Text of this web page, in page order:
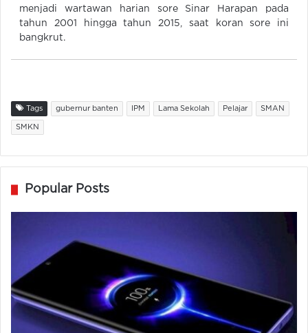
menjadi wartawan harian sore Sinar Harapan pada
tahun 2001 hingga tahun 2015, saat koran sore ini
bangkrut.
Tags gubernur banten IPM Lama Sekolah Pelajar SMAN
SMKN
Popular Posts